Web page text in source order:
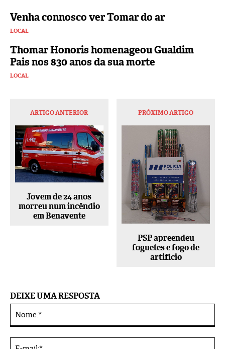
Venha connosco ver Tomar do ar
LOCAL
Thomar Honoris homenageou Gualdim
Pais nos 830 anos da sua morte
LOCAL
ARTIGO ANTERIOR
Jovem de 24 anos
morreu num incêndio
em Benavente
PRÓXIMO ARTIGO
PSP apreendeu
foguetes e fogo de
artifício
DEIXE UMA RESPOSTA